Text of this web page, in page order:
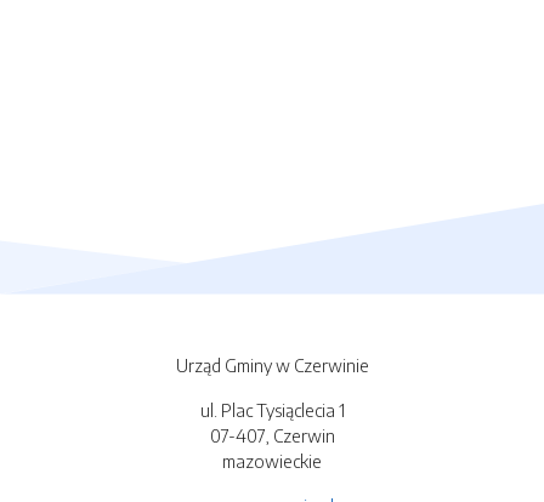
Urząd Gminy w Czerwinie
ul. Plac Tysiąclecia 1
07-407, Czerwin
mazowieckie